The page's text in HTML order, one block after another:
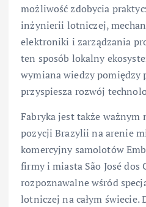
możliwość zdobycia
inżynierii lotniczej,
elektroniki i zarządzania
ten sposób lokalny
wymiana wiedzy pomiędzy
przyspiesza rozwój
Fabryka jest także ważnym
pozycji Brazylii na arenie
komercyjny samolotów
firmy i miasta São José dos
rozpoznawalne wśród
lotniczej na całym świecie.